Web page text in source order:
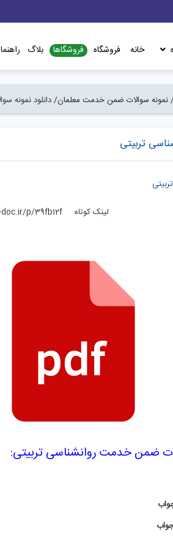
خانه فروشگاه فروشگاها بلاگ راهنما
نمونه سوالات ضمن خدمت معلمان/دانلود نمونه
تربیتی
لینک کوتاه https://pdf-doc.ir/p/39fb12f
ضمن خدمت روانشناسی تربیتی: